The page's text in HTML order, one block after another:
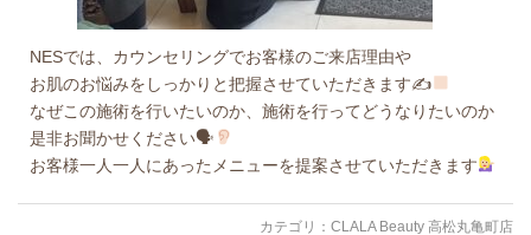
NESでは、カウンセリングでお客様のご来店理由や
お肌のお悩みをしっかりと把握させていただきます✍
なぜこの施術を行いたいのか、施術を行ってどうなりたいのか
是非お聞かせください🗣
お客様一人一人にあったメニューを提案させていただきます
カテゴリ： CLALA Beauty 高松丸亀町店